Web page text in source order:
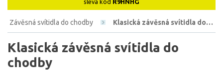
sleva kód R9HNHG
Závěsná svítidla do chodby Klasická závěsná svítidla do…
Klasická závěsná svítidla do
chodby